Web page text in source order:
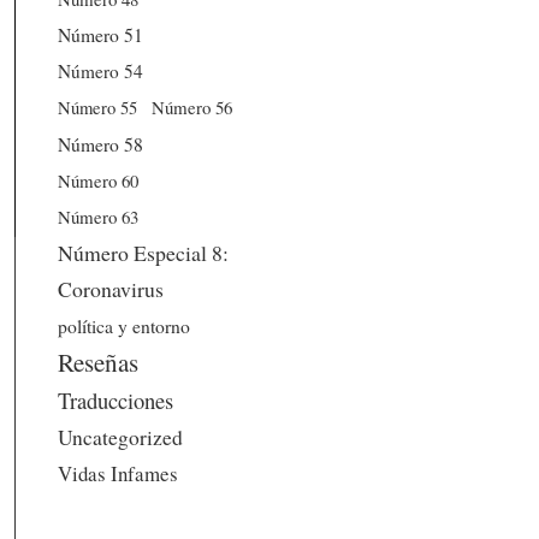
Número 51
Número 54
Número 55
Número 56
Número 58
Número 60
Número 63
Número Especial 8:
Coronavirus
política y entorno
Reseñas
Traducciones
Uncategorized
Vidas Infames